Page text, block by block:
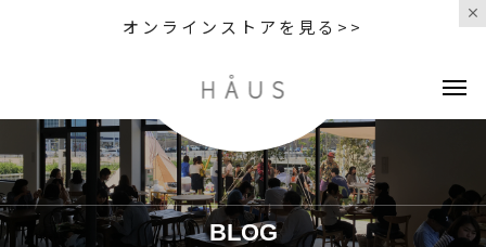
オンラインストアを見る>>
BLOG